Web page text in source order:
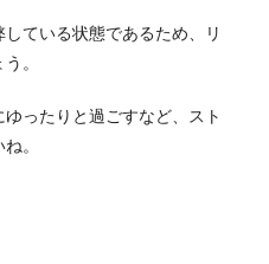
ている状態であるため、リ
。
ったりと過ごすなど、スト
。